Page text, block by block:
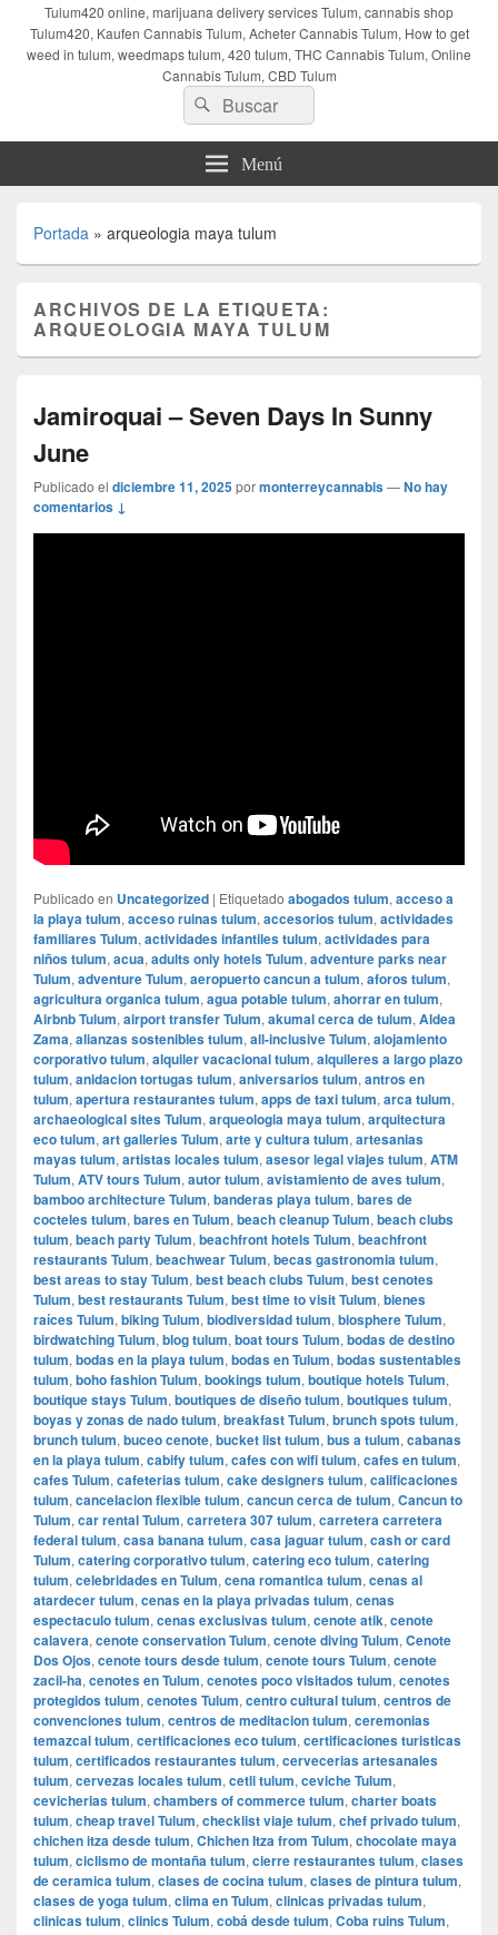
Tulum420 online, marijuana delivery services Tulum, cannabis shop
Tulum420, Kaufen Cannabis Tulum, Acheter Cannabis Tulum, How to get
weed in tulum, weedmaps tulum, 420 tulum, THC Cannabis Tulum, Online
Cannabis Tulum, CBD Tulum
Buscar
por:
Buscar
Menú
Portada » arqueologia maya tulum
ARCHIVOS DE LA ETIQUETA:
ARQUEOLOGIA MAYA TULUM
Jamiroquai – Seven Days In Sunny
June
Publicado el diciembre 11, 2025pormonterreycannabis—No hay
comentarios ↓
Publicado en Uncategorized | Etiquetado abogados tulum, acceso a
la playa tulum, acceso ruinas tulum, accesorios tulum, actividades
familiares Tulum, actividades infantiles tulum, actividades para
niños tulum, acua, adults only hotels Tulum, adventure parks near
Tulum, adventure Tulum, aeropuerto cancun a tulum, aforos tulum,
agricultura organica tulum, agua potable tulum, ahorrar en tulum,
Airbnb Tulum, airport transfer Tulum, akumal cerca de tulum, Aldea
Zama, alianzas sostenibles tulum, all-inclusive Tulum, alojamiento
corporativo tulum, alquiler vacacional tulum, alquileres a largo plazo
tulum, anidacion tortugas tulum, aniversarios tulum, antros en
tulum, apertura restaurantes tulum, apps de taxi tulum, arca tulum,
archaeological sites Tulum, arqueologia maya tulum, arquitectura
eco tulum, art galleries Tulum, arte y cultura tulum, artesanias
mayas tulum, artistas locales tulum, asesor legal viajes tulum, ATM
Tulum, ATV tours Tulum, autor tulum, avistamiento de aves tulum,
bamboo architecture Tulum, banderas playa tulum, bares de
cocteles tulum, bares en Tulum, beach cleanup Tulum, beach clubs
tulum, beach party Tulum, beachfront hotels Tulum, beachfront
restaurants Tulum, beachwear Tulum, becas gastronomia tulum,
best areas to stay Tulum, best beach clubs Tulum, best cenotes
Tulum, best restaurants Tulum, best time to visit Tulum, bienes
raíces Tulum, biking Tulum, biodiversidad tulum, biosphere Tulum,
birdwatching Tulum, blog tulum, boat tours Tulum, bodas de destino
tulum, bodas en la playa tulum, bodas en Tulum, bodas sustentables
tulum, boho fashion Tulum, bookings tulum, boutique hotels Tulum,
boutique stays Tulum, boutiques de diseño tulum, boutiques tulum,
boyas y zonas de nado tulum, breakfast Tulum, brunch spots tulum,
brunch tulum, buceo cenote, bucket list tulum, bus a tulum, cabanas
en la playa tulum, cabify tulum, cafes con wifi tulum, cafes en tulum,
cafes Tulum, cafeterias tulum, cake designers tulum, calificaciones
tulum, cancelacion flexible tulum, cancun cerca de tulum, Cancun to
Tulum, car rental Tulum, carretera 307 tulum, carretera carretera
federal tulum, casa banana tulum, casa jaguar tulum, cash or card
Tulum, catering corporativo tulum, catering eco tulum, catering
tulum, celebridades en Tulum, cena romantica tulum, cenas al
atardecer tulum, cenas en la playa privadas tulum, cenas
espectaculo tulum, cenas exclusivas tulum, cenote atik, cenote
calavera, cenote conservation Tulum, cenote diving Tulum, Cenote
Dos Ojos, cenote tours desde tulum, cenote tours Tulum, cenote
zacil-ha, cenotes en Tulum, cenotes poco visitados tulum, cenotes
protegidos tulum, cenotes Tulum, centro cultural tulum, centros de
convenciones tulum, centros de meditacion tulum, ceremonias
temazcal tulum, certificaciones eco tulum, certificaciones turisticas
tulum, certificados restaurantes tulum, cervecerias artesanales
tulum, cervezas locales tulum, cetli tulum, ceviche Tulum,
cevicherias tulum, chambers of commerce tulum, charter boats
tulum, cheap travel Tulum, checklist viaje tulum, chef privado tulum,
chichen itza desde tulum, Chichen Itza from Tulum, chocolate maya
tulum, ciclismo de montaña tulum, cierre restaurantes tulum, clases
de ceramica tulum, clases de cocina tulum, clases de pintura tulum,
clases de yoga tulum, clima en Tulum, clinicas privadas tulum,
clinicas tulum, clinics Tulum, cobá desde tulum, Coba ruins Tulum,